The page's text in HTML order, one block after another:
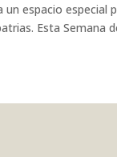
un espacio
Esta Semana